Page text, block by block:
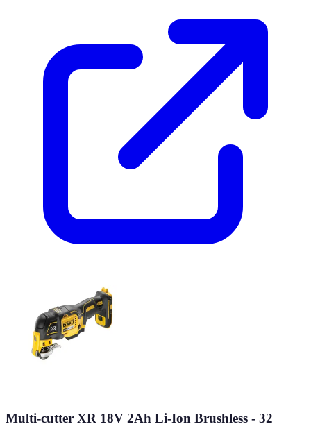
Multi-cutter XR 18V 2Ah Li-Ion Brushless - 32